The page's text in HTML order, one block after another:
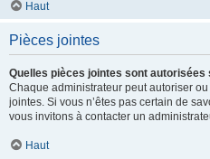
Haut
Pièces jointes
Quelles pièces jointes sont autorisées
Chaque administrateur peut autoriser
jointes. Si vous n’êtes pas certain de
vous invitons à contacter un
Haut